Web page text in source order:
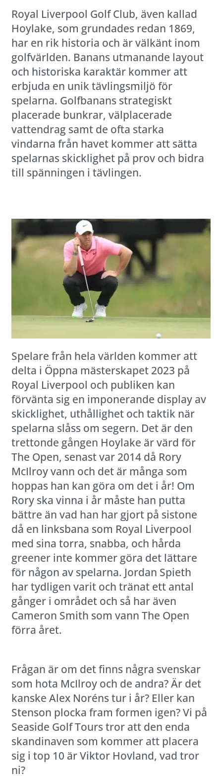
Royal Liverpool Golf Club, även kallad
Hoylake, som grundades redan 1869,
har en rik historia och är välkänt inom
golfvärlden. Banans utmanande layout
och historiska karaktär kommer att
erbjuda en unik tävlingsmiljö för
spelarna. Golfbanans strategiskt
placerade bunkrar, välplacerade
vattendrag samt de ofta starka
vindarna från havet kommer att sätta
spelarnas skicklighet på prov och bidra
till spänningen i tävlingen.
Spelare från hela världen kommer att
delta i Öppna mästerskapet 2023 på
Royal Liverpool och publiken kan
förvänta sig en imponerande display av
skicklighet, uthållighet och taktik när
spelarna slåss om segern. Det är den
trettonde gången Hoylake är värd för
The Open, senast var 2014 då Rory
McIlroy vann och det är många som
hoppas han kan göra om det i år! Om
Rory ska vinna i år måste han putta
bättre än vad han har gjort på sistone
då en linksbana som Royal Liverpool
med sina torra, snabba, och hårda
greener inte kommer göra det lättare
för någon av spelarna. Jordan Spieth
har tydligen varit och tränat ett antal
gånger i området och så har även
Cameron Smith som vann The Open
förra året.
Frågan är om det finns några svenskar
som hota McIlroy och de andra? Är det
kanske Alex Noréns tur i år? Eller kan
Stenson plocka fram formen igen? Vi på
Seaside Golf Tours tror att den enda
skandinaven som kommer att placera
sig i top 10 är Viktor Hovland, vad tror
ni?